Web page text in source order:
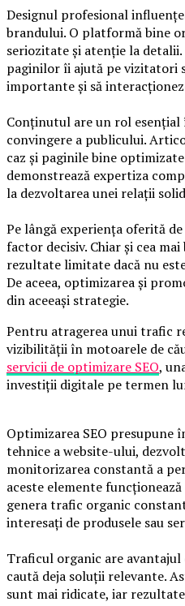
Designul profesional
brandului. O platformă bine
seriozitate și atenție la
paginilor îi ajută pe vizitatori
importante și să
Conținutul are un rol esențial
convingere a publicului.
caz și paginile bine
demonstrează expertiza
la dezvoltarea unei relații
Pe lângă experiența oferită
factor decisiv. Chiar și cea
rezultate limitate dacă nu
De aceea, optimizarea și
din aceeași strategie.
Pentru atragerea unui trafic
vizibilității în motoarele de
servicii de optimizare SEO,
investiții digitale pe termen
Optimizarea SEO
tehnice a website-ului,
monitorizarea constantă a
aceste elemente
genera trafic organic
interesați de produsele sau
Traficul organic are avantajul
caută deja soluții relevante.
sunt mai ridicate, iar